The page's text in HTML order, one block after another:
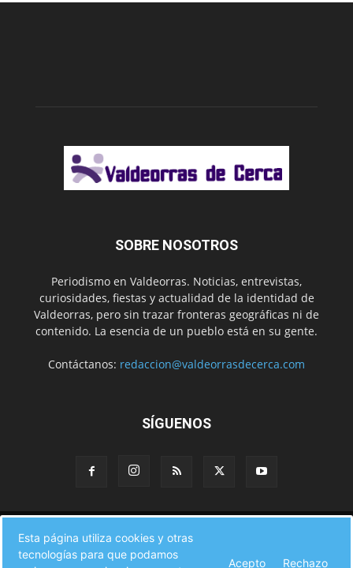
SOBRE NOSOTROS
Periodismo en Valdeorras. Noticias, entrevistas,
curiosidades, fiestas y actualidad de la identidad de
Valdeorras, pero sin trazar fronteras geográficas ni de
contenido. La esencia de un pueblo está en su gente.
Contáctanos: redaccion@valdeorrasdecerca.com
SÍGUENOS
A pie de calle
Fiestas Eventos Cultura
CAMINO DE INVIERNO
Agenda Comercial Sucesos Contacto
Esta página utiliza cookies y otras
tecnologías para que podamos
Acepto Rechazo